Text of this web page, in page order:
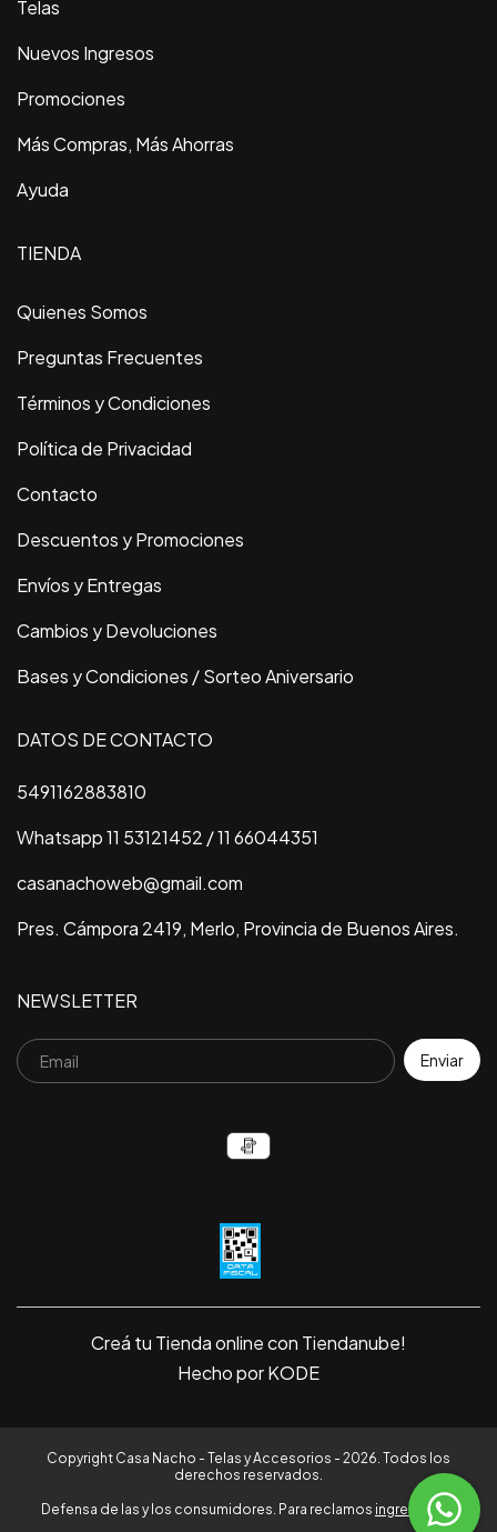
Telas
Nuevos Ingresos
Promociones
Más Compras, Más Ahorras
Ayuda
TIENDA
Quienes Somos
Preguntas Frecuentes
Términos y Condiciones
Política de Privacidad
Contacto
Descuentos y Promociones
Envíos y Entregas
Cambios y Devoluciones
Bases y Condiciones / Sorteo Aniversario
DATOS DE CONTACTO
5491162883810
Whatsapp 11 53121452 / 11 66044351
casanachoweb@gmail.com
Pres. Cámpora 2419, Merlo, Provincia de Buenos Aires.
NEWSLETTER
Creá tu Tienda online con Tiendanube!
Hecho por KODE
Copyright Casa Nacho - Telas y Accesorios - 2026. Todos los
derechos reservados.
Defensa de las y los consumidores. Para reclamos ingrese aquí